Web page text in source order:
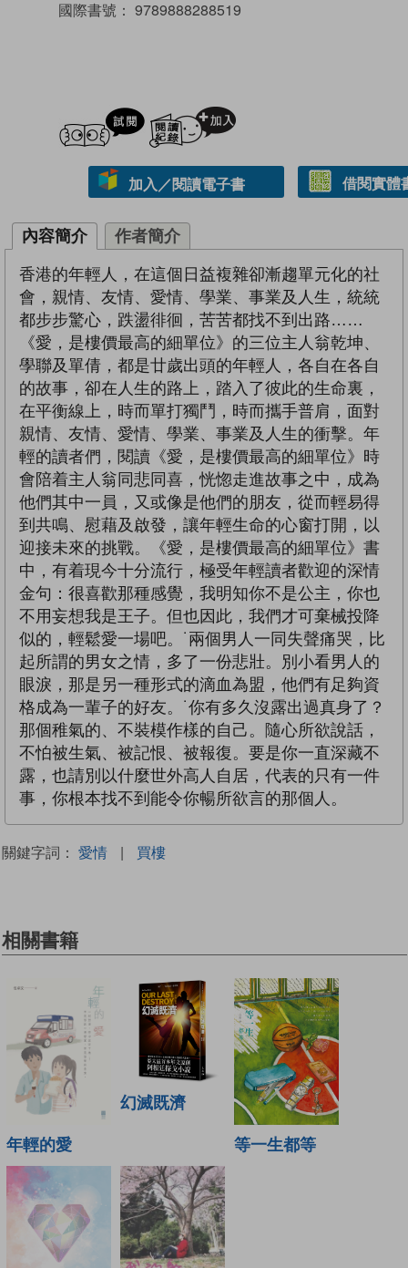
國際書號： 9789888288519
試閲
加入／閱讀電子書 借閱實體
內容簡介 作者簡介
香港的年輕人，在這個日益複雜卻漸趨單元化的社
會，親情、友情、愛情、學業、事業及人生，統統
都步步驚心，跌盪徘徊，苦苦都找不到出路……
《愛，是樓價最高的細單位》的三位主人翁乾坤、
學聯及單倩，都是廿歲出頭的年輕人，各自在各自
的故事，卻在人生的路上，踏入了彼此的生命裏，
在平衡線上，時而單打獨鬥，時而攜手普肩，面對
親情、友情、愛情、學業、事業及人生的衝擊。年
輕的讀者們，閱讀《愛，是樓價最高的細單位》時
會陪着主人翁同悲同喜，恍惚走進故事之中，成為
他們其中一員，又或像是他們的朋友，從而輕易得
到共鳴、慰藉及啟發，讓年輕生命的心窗打開，以
迎接未來的挑戰。《愛，是樓價最高的細單位》書
中，有着現今十分流行，極受年輕讀者歡迎的深情
金句：很喜歡那種感覺，我明知你不是公主，你也
不用妄想我是王子。但也因此，我們才可棄械投降
似的，輕鬆愛一場吧。˙兩個男人一同失聲痛哭，比
起所謂的男女之情，多了一份悲壯。別小看男人的
眼淚，那是另一種形式的滴血為盟，他們有足夠資
格成為一輩子的好友。˙你有多久沒露出過真身了？
那個稚氣的、不裝模作樣的自己。隨心所欲說話，
不怕被生氣、被記恨、被報復。要是你一直深藏不
露，也請別以什麼世外高人自居，代表的只有一件
事，你根本找不到能令你暢所欲言的那個人。
關鍵字詞： 愛情 | 買樓
相關書籍
年輕的愛
幻滅既濟
等一生都等